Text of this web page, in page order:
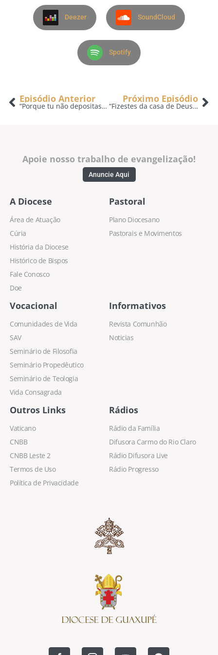
Deezer SoundCloud
Spotify
Episódio Anterior
“Porque tu não depositaste meu dinheiro no banco?” – A Voz do Pastor – 22/11
Próximo Episódio
“Fizestes da casa de Deus um antro de ladrões.” – A Voz do Pastor – 24/11
Apoie nosso trabalho de evangelização!
Anuncie Aqui
A Diocese
Área de Atuação
Cúria
História da Diocese
Histórico de Bispos
Fale Conosco
Doe
Pastoral
Plano Diocesano
Pastorais e Movimentos
Vocacional
Comunidades de Vida
SAV
Seminário de Filosofia
Seminário Propedêutico
Seminário de Teologia
Vida Consagrada
Informativos
Revista Comunhão
Noticias
Outros Links
Vaticano
CNBB
CNBB Leste 2
Termos de Uso
Política de Privacidade
Rádios
Rádio da Família
Difusora Carmo do Rio Claro
Rádio Difusora Live
Rádio Progresso